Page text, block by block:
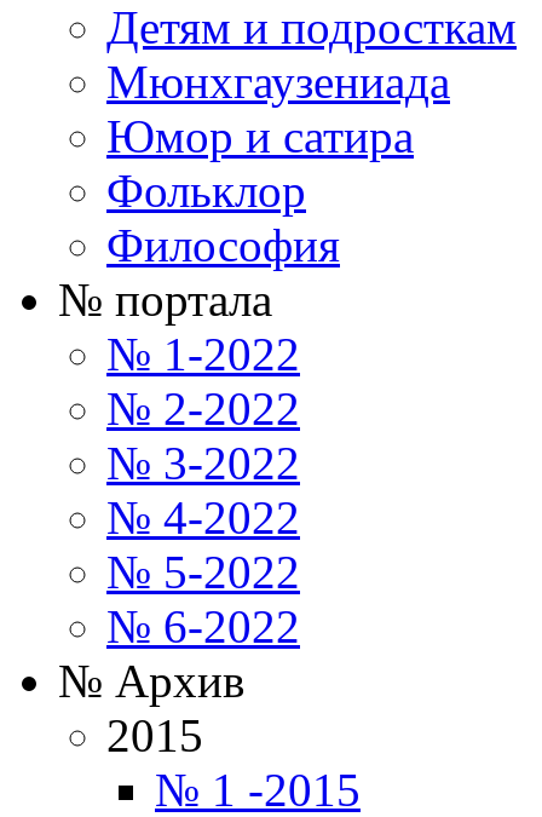
Детям и подросткам
Мюнхгаузениада
Юмор и сатира
Фольклор
Философия
№ портала
№ 1-2022
№ 2-2022
№ 3-2022
№ 4-2022
№ 5-2022
№ 6-2022
№ Архив
2015
№ 1 -2015